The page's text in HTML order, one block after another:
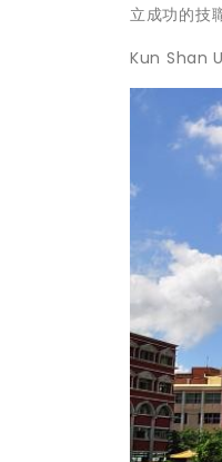
立成功的技
Kun Shan